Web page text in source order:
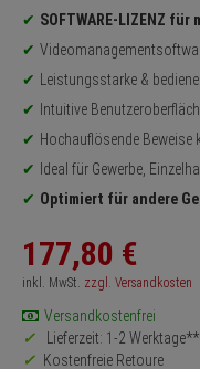
SOFTWARE-LIZENZ
Leistungsstarke &
Intuitive
Hochauflösende Beweise
Ideal für Gewerbe,
Optimiert für andere
177,80 €
inkl. MwSt. zzgl. Versandkosten
Versandkostenfrei
Lieferzeit: 1-2 Werktage**
Kostenfreie Retoure